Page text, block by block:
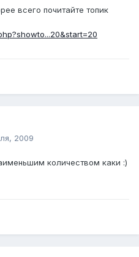
всего почитайте топик
2009
количеством каки :)